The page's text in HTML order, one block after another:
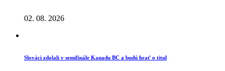
02. 08. 2026
Slováci zdolali v semifinále Kanadu BC a budú hrať o titul